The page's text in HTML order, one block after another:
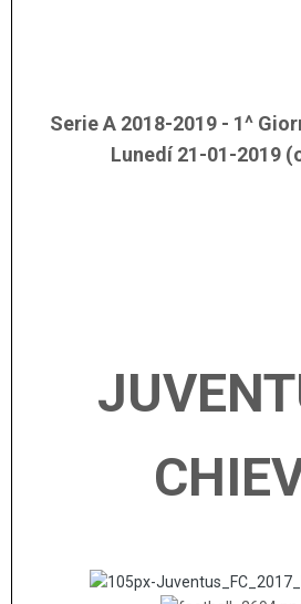
Serie A 2018-2019 - 1^
Lunedí 21-01-2019